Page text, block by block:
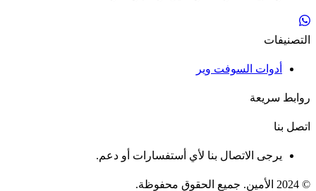
التصنيفات
أدوات السوفت وير
روابط سريعة
اتصل بنا
يرجى الاتصال بنا لأي أستفسارات أو دعم.
© 2024 الأمين. جميع الحقوق محفوظة.